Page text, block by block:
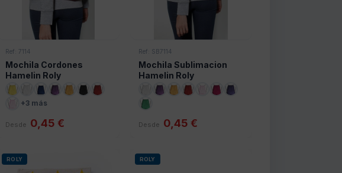
Ref: 7114
Mochila Cordones
Hamelin Roly
+3 más
Desde 0,45 €
Ref: SB7114
Mochila Sublimacion
Hamelin Roly
Desde 0,45 €
ROLY ROLY